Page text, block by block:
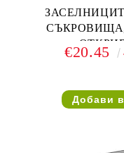
€20.45